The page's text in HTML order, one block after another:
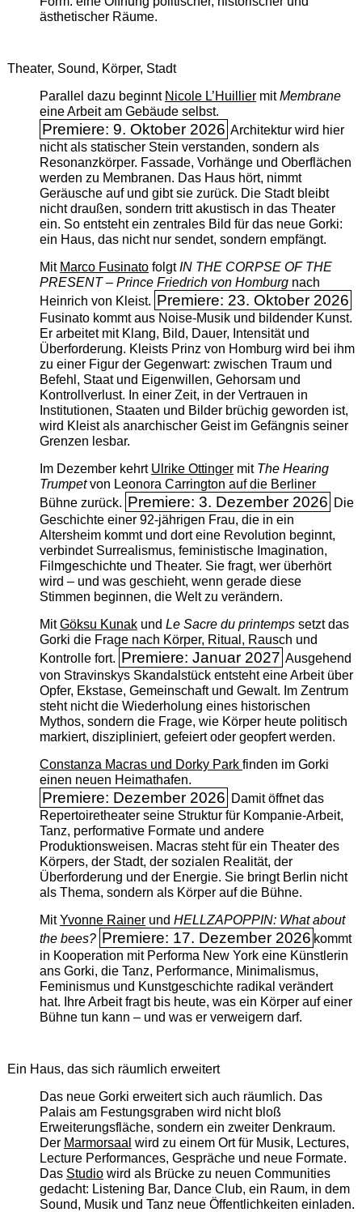
ästhetischer Räume.
Theater, Sound, Körper, Stadt
Parallel dazu beginnt Nicole L’Huilliermit ­Membrane
eine Arbeit am Gebäude selbst.
Premiere: 9. Oktober 2026 Architektur wird hier
nicht als statischer Stein verstanden, sondern als
Resonanzkörper. Fassade, Vorhänge und Oberflächen
werden zu Membranen. Das Haus hört, nimmt
Geräusche auf und gibt sie zurück. Die Stadt bleibt
nicht draußen, sondern tritt akustisch in das Theater
ein. So entsteht ein zentrales Bild für das neue Gorki:
ein Haus, das nicht nur sendet, sondern empfängt.
Mit Marco FusinatofolgtIN THE CORPSE OF THE
PRESENT – Prince Friedrich von Homburgnach
Heinrich von Kleist. Premiere: 23. Oktober 2026
Fusinato kommt aus Noise-Musik und bildender Kunst.
Er arbeitet mit Klang, Bild, Dauer, Intensität und
Überforderung. Kleists Prinz von Homburg wird bei ihm
zu einer Figur der Gegenwart: zwischen Traum und
Befehl, Staat und Eigenwillen, Gehorsam und
Kontrollverlust. In einer Zeit, in der Vertrauen in
Institutionen, Staaten und Bilder brüchig geworden ist,
wird Kleist als anarchischer Geist im Gefängnis seiner
Grenzen lesbar.
Im Dezember kehrt Ulrike Ottingermit The ­Hearing
Trumpetvon Leonora Carrington auf die Berliner
Bühne zurück. Premiere: 3. Dezember 2026 Die
Geschichte einer 92-jährigen Frau, die in ein
Altersheim kommt und dort eine Revolution beginnt,
verbindet Surrealismus, feministische Imagination,
Filmgeschichte und Theater. Sie fragt, wer überhört
wird – und was geschieht, wenn gerade diese
Stimmen beginnen, die Welt zu verändern.
MitGöksu Kunakund Le Sacre du printempssetzt das
Gorki die Frage nach Körper, Ritual, Rausch und
Kontrolle fort. Premiere: Januar 2027 Ausgehend
von Stravinskys Skandalstück entsteht eine Arbeit über
Opfer, Ekstase, Gemeinschaft und Gewalt. Im Zentrum
steht nicht die Wiederholung eines historischen
Mythos, sondern die Frage, wie Körper heute politisch
markiert, diszipliniert, gefeiert oder geopfert werden.
Constanza Macras und Dorky Park finden im Gorki
einen neuen Heimathafen.
Premiere: Dezember 2026 Damit öffnet das
Repertoiretheater seine Struktur für Kompanie-Arbeit,
Tanz, performative Formate und andere
Produktionsweisen. Macras steht für ein Theater des
Körpers, der Stadt, der sozialen Realität, der
Überforderung und der Energie. Sie bringt Berlin nicht
als Thema, sondern als Körper auf die Bühne.
MitYvonne Rainerund HELLZAPOPPIN: What about
the bees? Premiere: 17. Dezember 2026 kommt
in Kooperation mit Performa New York eine Künstlerin
ans Gorki, die Tanz, Performance, Minimalismus,
Feminismus und Kunstgeschichte radikal verändert
hat. Ihre Arbeit fragt bis heute, was ein Körper auf einer
Bühne tun kann – und was er verweigern darf.
Ein Haus, das sich räumlich erweitert
Das neue Gorki erweitert sich auch räumlich. Das
Palais am Festungsgraben wird nicht bloß
Erweiterungsfläche, sondern ein zweiter Denkraum.
Der Marmorsaal wird zu einem Ort für Musik, Lectures,
Lecture Performances, Gespräche und neue Formate.
Das Studiowird als Brücke zu neuen Communities
gedacht: Listening Bar, Dance Club, ein Raum, in dem
Sound, Musik und Tanz neue Öffentlichkeiten einladen.